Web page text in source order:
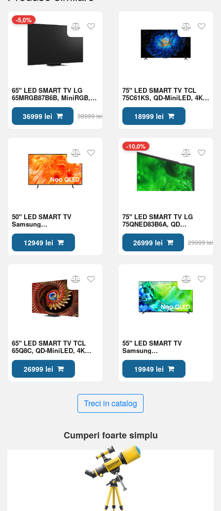
-5,0%
65" LED SMART TV LG
65MRGB87B6B, MiniRGB,
4K UHD, webOS, Black
36999 lei 38999 lei
75" LED SMART TV TCL
75C61KS, QD-MiniLED, 4K
UHD, Google TV, Black
18999 lei
50" LED SMART TV
Samsung
QE50QN70HAUXUA, Mini
LED 4K UHD, Tizen OS,
Black12949 lei
-10,0%
75" LED SMART TV LG
75QNED83B6A, QD
NanoCell, 4K UHD, webOS,
Black26999 lei 29999 lei
65" LED SMART TV TCL
65Q8C, QD-MiniLED, 4K
UHD, Google TV, Black
26999 lei
55" LED SMART TV
Samsung
QE55QN80HAUXUA, Mini
LED 4K UHD, Tizen OS,
Black19949 lei
Treci in catalog
Cumperi foarte simplu